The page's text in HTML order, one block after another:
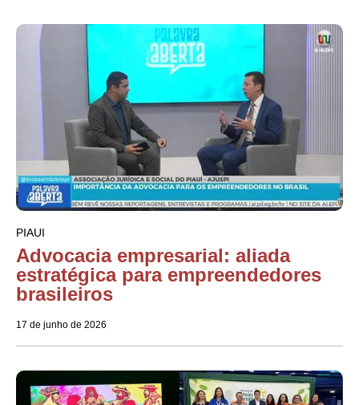
PIAUI
Advocacia empresarial: aliada
estratégica para empreendedores
brasileiros
17 de junho de 2026